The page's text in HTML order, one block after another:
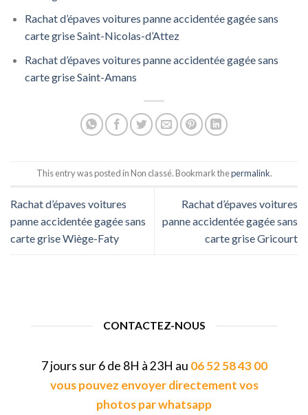
Rachat d’épaves voitures panne accidentée gagée sans
carte grise Saint-Nicolas-d’Attez
Rachat d’épaves voitures panne accidentée gagée sans
carte grise Saint-Amans
This entry was posted in Non classé. Bookmark thepermalink.
Rachat d’épaves voitures
panne accidentée gagée sans
carte grise Wiège-Faty
Rachat d’épaves voitures
panne accidentée gagée sans
carte grise Gricourt
CONTACTEZ-NOUS
7 jours sur 6 de 8H à 23H au 06 52 58 43 00
vous pouvez envoyer directement vos
photos par whatsapp